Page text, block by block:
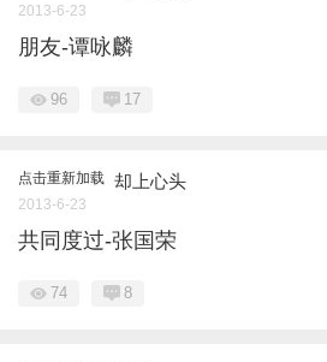
2013-6-23
朋友-谭咏麟
96 17
点击重新加载 却上心头
2013-6-23
共同度过-张国荣
74 8